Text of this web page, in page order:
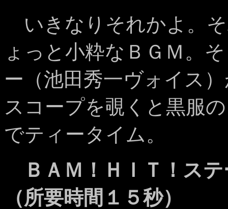
いきなりそれかよ。
ょっと小粋なＢＧＭ。
ー（池田秀一ヴォイス
スコープを覗くと黒服
でティータイム。
ＢＡＭ！ＨＩＴ！ス
（所要時間１５秒）